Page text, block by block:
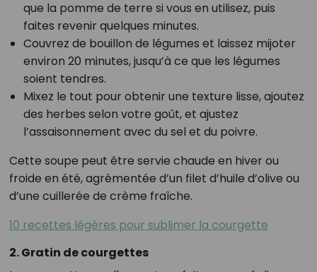
que la pomme de terre si vous en utilisez, puis
faites revenir quelques minutes.
Couvrez de bouillon de légumes et laissez mijoter
environ 20 minutes, jusqu’à ce que les légumes
soient tendres.
Mixez le tout pour obtenir une texture lisse, ajoutez
des herbes selon votre goût, et ajustez
l’assaisonnement avec du sel et du poivre.
Cette soupe peut être servie chaude en hiver ou
froide en été, agrémentée d’un filet d’huile d’olive ou
d’une cuillerée de crème fraîche.
10 recettes légères pour sublimer la courgette
2. Gratin de courgettes